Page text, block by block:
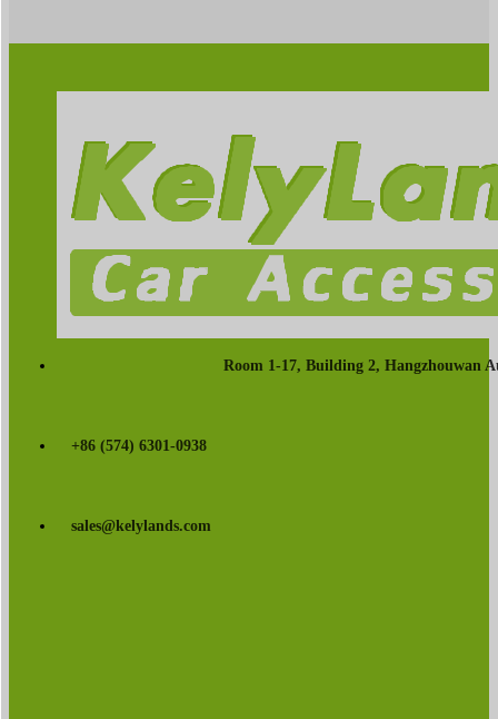
Room 1-17, Building 2, Hangzhouwan
+86 (574) 6301-0938
sales@kelylands.com